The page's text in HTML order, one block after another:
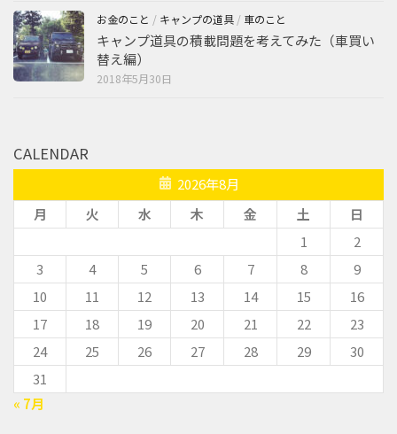
お金のこと / キャンプの道具 / 車のこと
キャンプ道具の積載問題を考えてみた（車買い
替え編）
2018年5月30日
CALENDAR
2026年8月
月
火 水 木 金 土
日
1
2
3
4 5 6 7 8
9
10
11 12 13 14 15
16
17
18 19 20 21 22
23
24
25 26 27 28 29
30
31
« 7月